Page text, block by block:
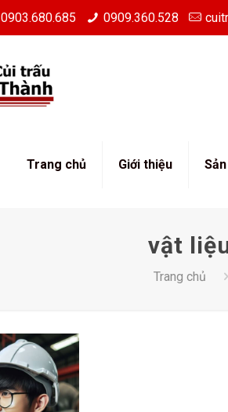
0903.680.685 0909.360.528
Trang chủ Giới thiệu
vật
Trang chủ